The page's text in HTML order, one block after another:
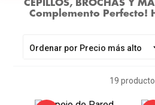
CEPILLOS, BROCHAS Y
Complemento Perfecto!
Ordenar por Precio más alto
19